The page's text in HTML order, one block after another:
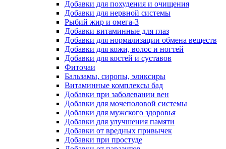
Добавки для похудения и очищения
Добавки для нервной системы
Рыбий жир и омега-3
Добавки витаминные для глаз
Добавки для нормализации обмена веществ
Добавки для кожи, волос и ногтей
Добавки для костей и суставов
Фиточаи
Бальзамы, сиропы, эликсиры
Витаминные комплексы бад
Добавки при заболевании вен
Добавки для мочеполовой системы
Добавки для мужского здоровья
Добавки для улучшения памяти
Добавки от вредных привычек
Добавки при простуде